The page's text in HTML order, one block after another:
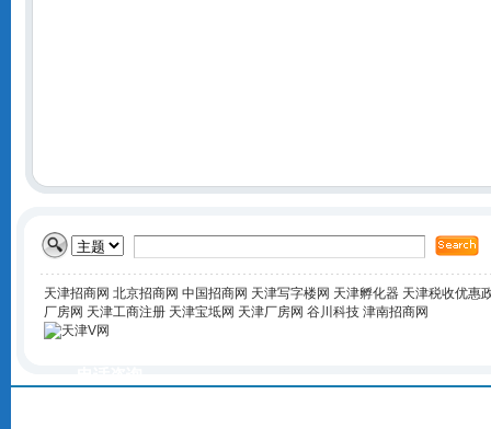
天津招商网 北京招商网 中国招商网 天津写字楼网 天津孵化器 天津税收优惠
厂房网 天津工商注册 天津宝坻网 天津厂房网 谷川科技 津南招商网